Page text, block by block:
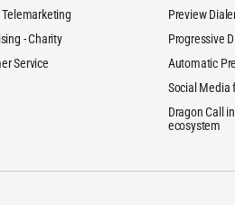
Telemarketing
- Charity
Service
Preview
Progressive
Automatic
Social Media
Dragon Call
ecosystem